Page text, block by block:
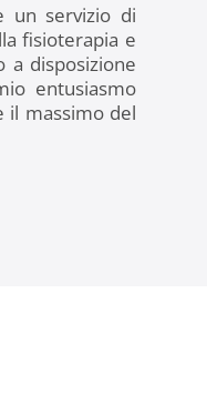
un servizio di
fisioterapia e
a disposizione
entusiasmo
il massimo del